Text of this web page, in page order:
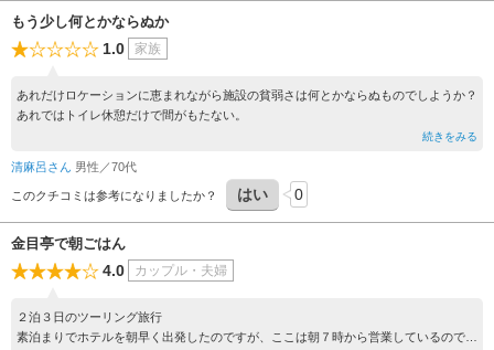
もう少し何とかならぬか
1.0 家族
あれだけロケーションに恵まれながら施設の貧弱さは何とかならぬものでしようか？
あれではトイレ休憩だけで間がもたない。
続きをみる
清麻呂さん 男性／70代
このクチコミは参考になりましたか？ はい 0
金目亭で朝ごはん
4.0 カップル・夫婦
２泊３日のツーリング旅行
素泊まりでホテルを朝早く出発したのですが、ここは朝７時から営業しているので朝